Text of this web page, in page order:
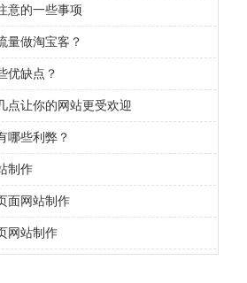
意的一些事项
量做淘宝客？
优缺点？
点让你的网站更受欢迎
哪些利弊？
制作
面网站制作
网站制作